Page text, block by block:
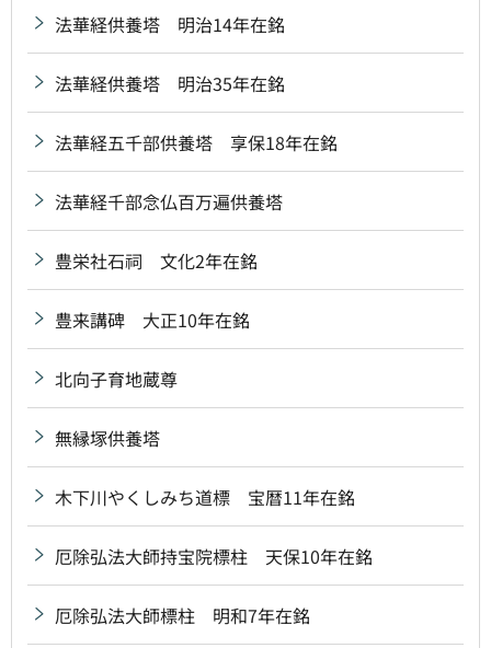
法華経供養塔 明治14年在銘
法華経供養塔 明治35年在銘
法華経五千部供養塔 享保18年在銘
法華経千部念仏百万遍供養塔
豊栄社石祠 文化2年在銘
豊来講碑 大正10年在銘
北向子育地蔵尊
無縁塚供養塔
木下川やくしみち道標 宝暦11年在銘
厄除弘法大師持宝院標柱 天保10年在銘
厄除弘法大師標柱 明和7年在銘